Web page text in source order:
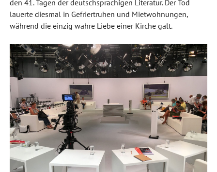
den 41. Tagen der deutschsprachigen Literatur. Der Tod
lauerte diesmal in Gefriertruhen und Mietwohnungen,
während die einzig wahre Liebe einer Kirche galt.